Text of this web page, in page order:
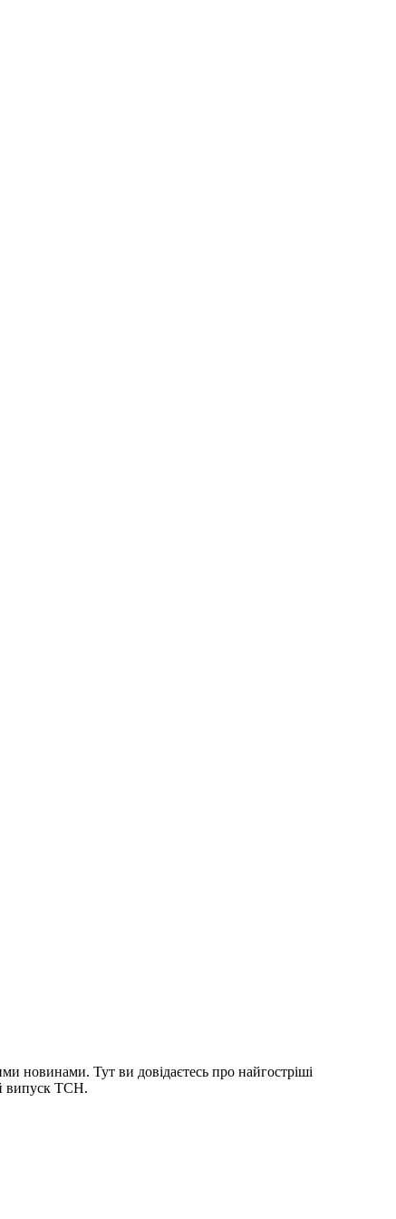
новинами. Тут ви довідаєтесь про найгостріші
випуск ТСН.